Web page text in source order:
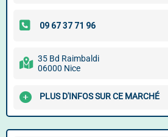
35 Bd Raimbaldi
06000 Nice
PLUS D'INFOS SUR CE MARCHÉ